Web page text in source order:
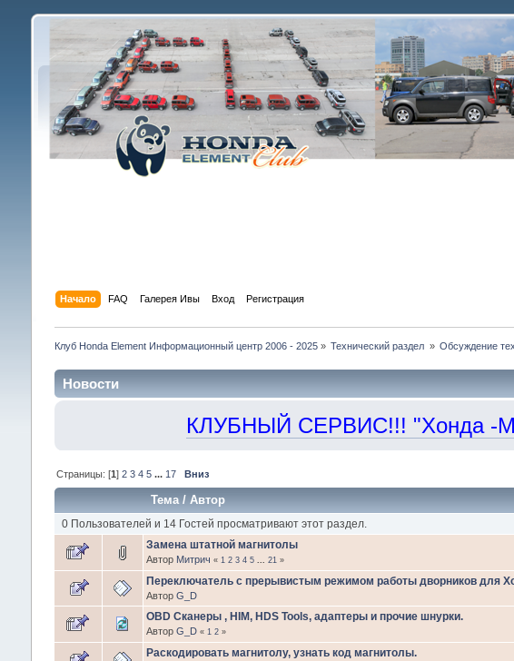
Начало FAQ Галерея Ивы Вход Регистрация
Клуб Honda Element Информационный центр 2006 - 2025» Технический раздел » Обсуждение
Новости
КЛУБНЫЙ СЕРВИС!!! "Хонда -
Страницы: [1] 2 3 4 5 ... 17 Вниз
Тема/ Автор
0 Пользователей и 14 Гостей просматривают этот раздел.
Замена штатной магнитолы
Автор Митрич « 1 2 3 4 5 ... 21»
Переключатель с прерывистым режимом работы дворников для
Автор G_D
OBD Сканеры , HIM, HDS Tools, адаптеры и прочие шнурки.
Автор G_D « 1 2»
Раскодировать магнитолу, узнать код магнитолы.